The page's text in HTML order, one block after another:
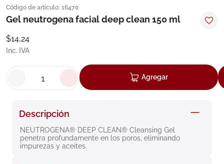
Código de artículo: 16470
Gel neutrogena facial deep clean 150 ml
$14,24
Inc. IVA
Agregar
Descripción
NEUTROGENA® DEEP CLEAN® Cleansing Gel
penetra profundamente en los poros, eliminando
impurezas y aceites.
1. eucerin
2 .
3.
5. cerave
8. roche posay